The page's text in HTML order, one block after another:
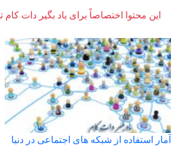
این محتوا اختصاصاً برای یاد بگیر دات
آمار استفاده از شبکه های اجتماعی در دنیا